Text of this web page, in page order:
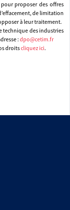
proposer des offres
de limitation
à leur traitement.
technique des industries
: dpo@cetim.fr
droitscliquez ici.